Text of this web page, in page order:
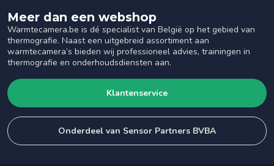
Meer dan een webshop
Warmtecamera.be is dé specialist van België op het gebied van
thermografie. Naast een uitgebreid assortiment aan
warmtecamera’s bieden wij professioneel advies, trainingen in
thermografie en onderhoudsdiensten aan.
Klantenservice
Onderdeel van Sensor Partners BVBA